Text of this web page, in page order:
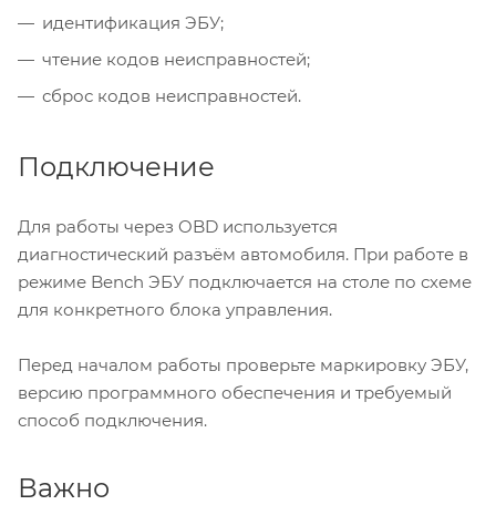
идентификация ЭБУ;
чтение кодов неисправностей;
сброс кодов неисправностей.
Подключение
Для работы через OBD используется
диагностический разъём автомобиля. При работе в
режиме Bench ЭБУ подключается на столе по схеме
для конкретного блока управления.
Перед началом работы проверьте маркировку ЭБУ,
версию программного обеспечения и требуемый
способ подключения.
Важно